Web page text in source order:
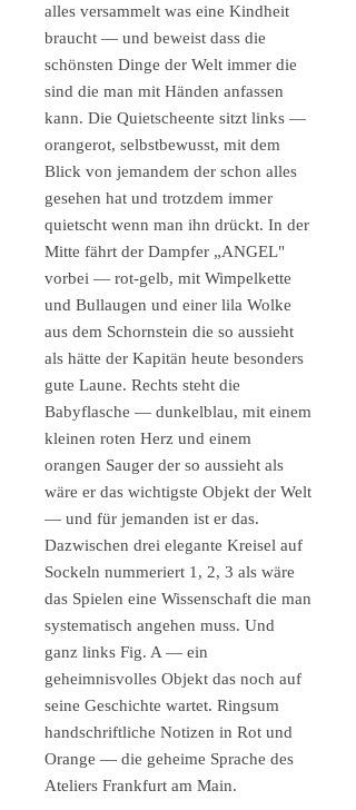
alles versammelt was eine Kindheit
braucht — und beweist dass die
schönsten Dinge der Welt immer die
sind die man mit Händen anfassen
kann. Die Quietscheente sitzt links —
orangerot, selbstbewusst, mit dem
Blick von jemandem der schon alles
gesehen hat und trotzdem immer
quietscht wenn man ihn drückt. In der
Mitte fährt der Dampfer „ANGEL"
vorbei — rot-gelb, mit Wimpelkette
und Bullaugen und einer lila Wolke
aus dem Schornstein die so aussieht
als hätte der Kapitän heute besonders
gute Laune. Rechts steht die
Babyflasche — dunkelblau, mit einem
kleinen roten Herz und einem
orangen Sauger der so aussieht als
wäre er das wichtigste Objekt der Welt
— und für jemanden ist er das.
Dazwischen drei elegante Kreisel auf
Sockeln nummeriert 1, 2, 3 als wäre
das Spielen eine Wissenschaft die man
systematisch angehen muss. Und
ganz links Fig. A — ein
geheimnisvolles Objekt das noch auf
seine Geschichte wartet. Ringsum
handschriftliche Notizen in Rot und
Orange — die geheime Sprache des
Ateliers Frankfurt am Main.